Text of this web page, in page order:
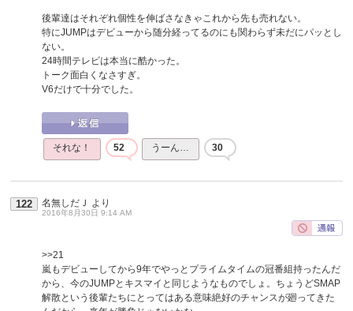
後輩達はそれぞれ個性を伸ばさなきゃこれから先も売れない。
特にJUMPはデビューから随分経ってるのにも関わらず未だにパッとし
ない。
24時間テレビは本当に酷かった。
トーク面白くなさすぎ。
V6だけで十分でした。
それな！ 52 うーん… 30
122 名無しだＪ より
2016年8月30日 9:14 AM
>>21
嵐もデビューしてから9年でやっとプライムタイムの冠番組持ったんだ
から、今のJUMPとキスマイと同じようなものでしょ。ちょうどSMAP
解散という後輩たちにとってはある意味絶好のチャンスが廻ってきた